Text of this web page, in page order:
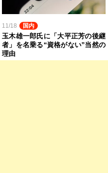
11/18 国内
玉木雄一郎氏に「大平正芳の後継
者」を名乗る“資格がない”当然の
理由